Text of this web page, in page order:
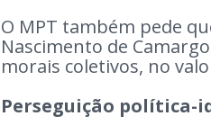
O MPT também pede
Nascimento de
morais coletivos, no
Perseguição política-